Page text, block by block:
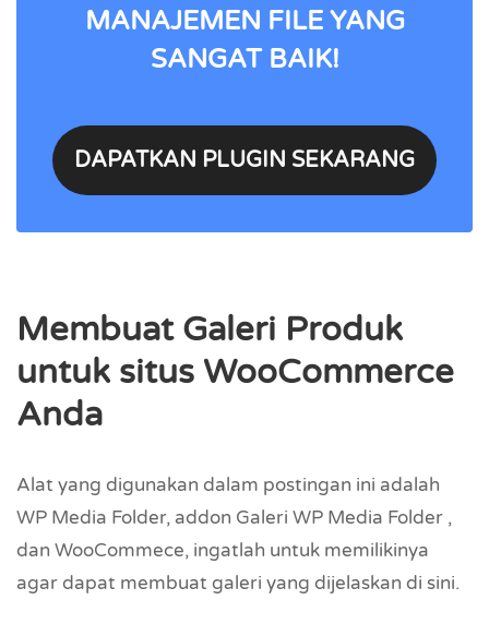
MANAJEMEN FILE YANG
SANGAT BAIK!
DAPATKAN PLUGIN SEKARANG
Membuat Galeri Produk
untuk situs WooCommerce
Anda
Alat yang digunakan dalam postingan ini adalah
WP Media Folder, addon Galeri WP Media Folder ,
dan WooCommece, ingatlah untuk memilikinya
agar dapat membuat galeri yang dijelaskan di sini.